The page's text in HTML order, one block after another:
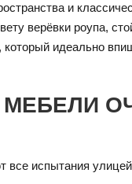
и
верёвки роупа,
идеально
все испытания